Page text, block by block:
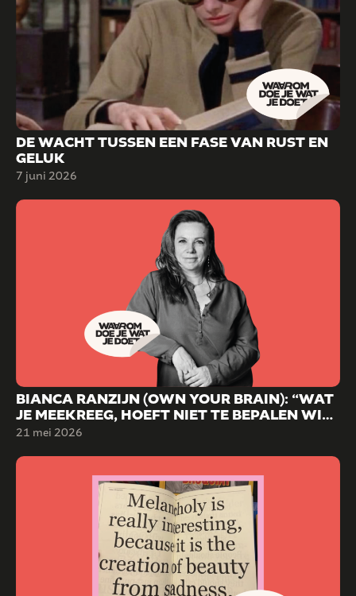
DE WACHT TUSSEN EEN FASE VAN RUST EN
GELUK
7 juni 2026
BIANCA RANZIJN (OWN YOUR BRAIN): “WAT
JE MEEKREEG, HOEFT NIET TE BEPALEN WIE
JE WORDT.”
21 mei 2026